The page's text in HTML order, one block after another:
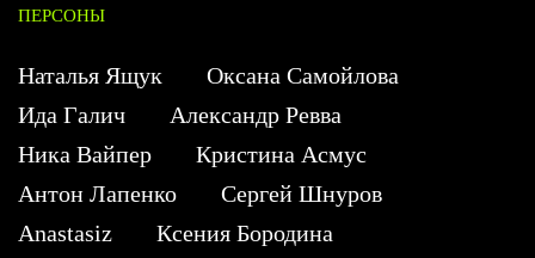
ПЕРСОНЫ
Наталья Ящук
Оксана Самойлова
Ида Галич
Александр Ревва
Ника Вайпер
Кристина Асмус
Антон Лапенко
Сергей Шнуров
Anastasiz
Ксения Бородина